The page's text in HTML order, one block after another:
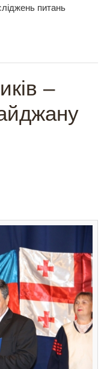
питань
–